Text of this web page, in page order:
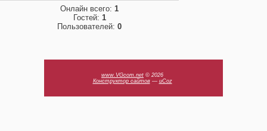
Онлайн всего: 1
Гостей: 1
Пользователей: 0
www.VGcom.net © 2026
Конструктор сайтов— uCoz